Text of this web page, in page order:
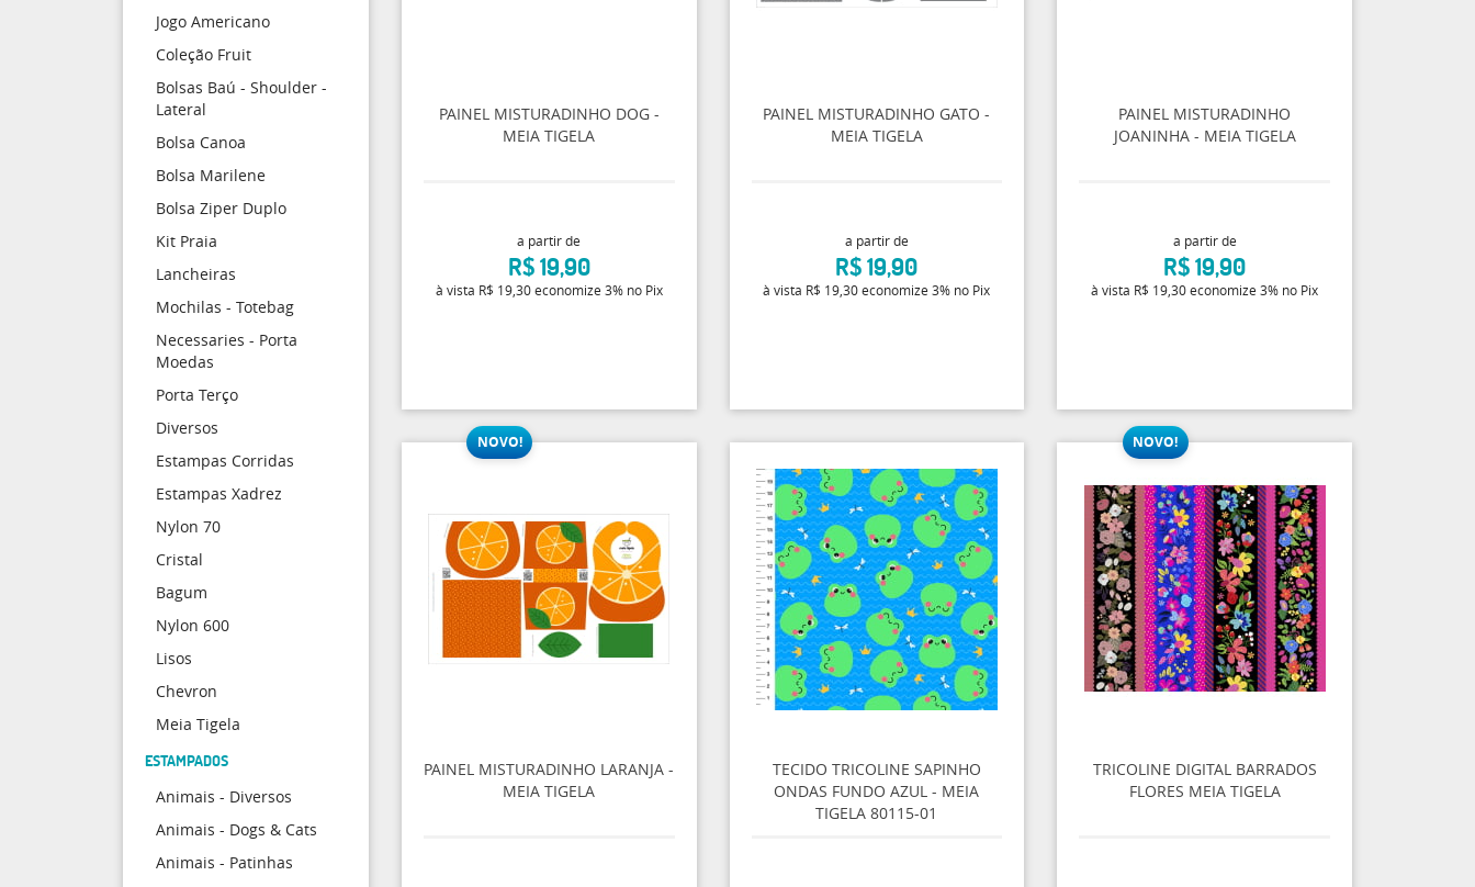
Jogo Americano
Coleção Fruit
Bolsas Baú - Shoulder -
Lateral
Bolsa Canoa
Bolsa Marilene
Bolsa Ziper Duplo
Kit Praia
Lancheiras
Mochilas - Totebag
Necessaries - Porta
Moedas
Porta Terço
Diversos
Estampas Corridas
Estampas Xadrez
Nylon 70
Cristal
Bagum
Nylon 600
Lisos
Chevron
Meia Tigela
ESTAMPADOS
Animais - Diversos
Animais - Dogs & Cats
Animais - Patinhas
PAINEL MISTURADINHO DOG -
MEIA TIGELA
a partir de
R$ 19,90
à vista R$ 19,30economize 3% no Pix
PAINEL MISTURADINHO GATO -
MEIA TIGELA
a partir de
R$ 19,90
à vista R$ 19,30economize3% no Pix
PAINEL MISTURADINHO
JOANINHA - MEIA TIGELA
a partir de
R$ 19,90
à vista R$ 19,30economize3% no Pix
PAINEL MISTURADINHO LARANJA -
MEIA TIGELA
TECIDO TRICOLINE SAPINHO
ONDAS FUNDO AZUL - MEIA
TIGELA 80115-01
TRICOLINE DIGITAL BARRADOS
FLORES MEIA TIGELA